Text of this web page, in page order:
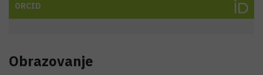
ORCID
Obrazovanje